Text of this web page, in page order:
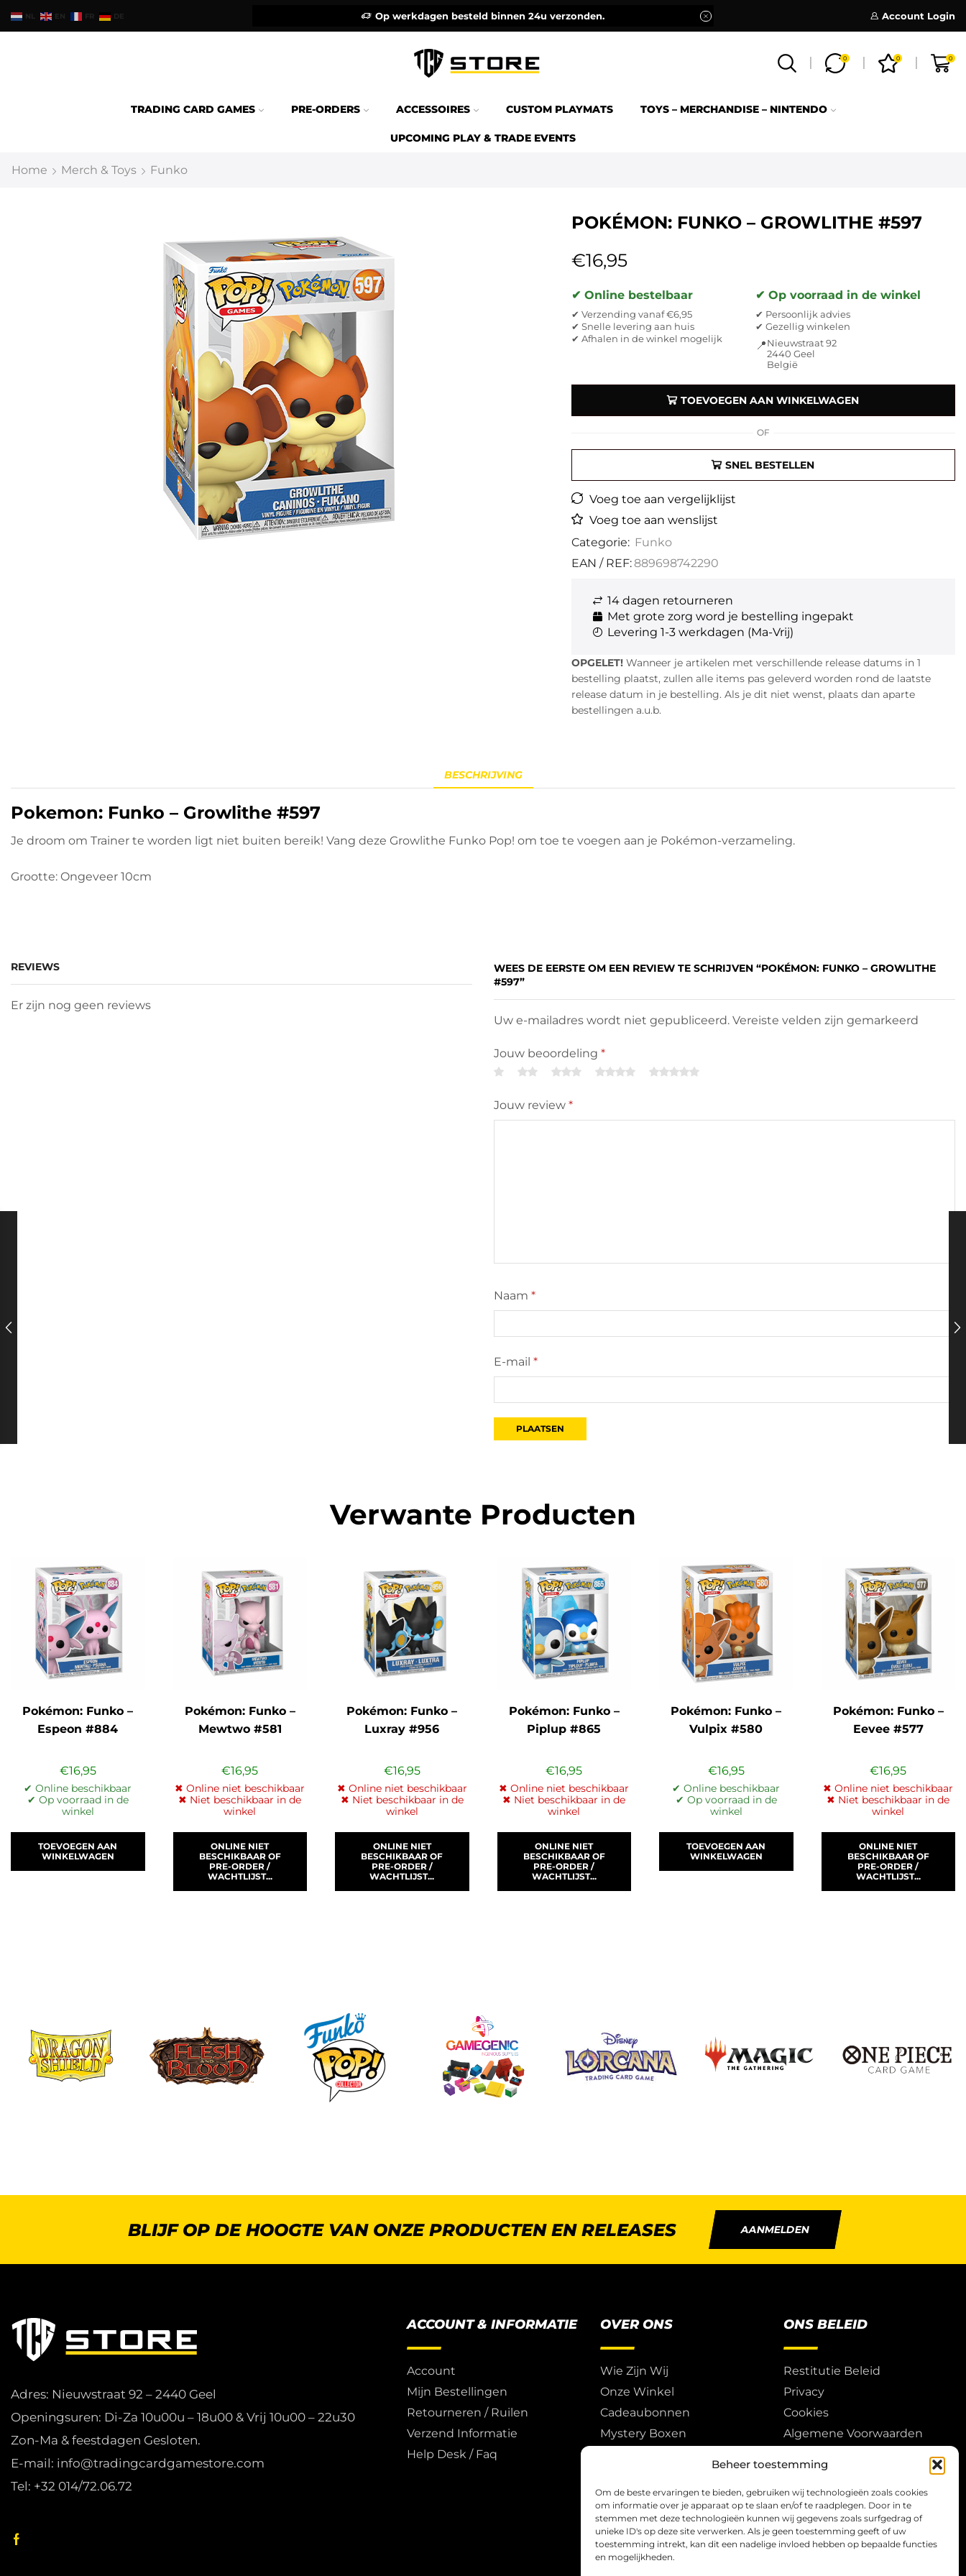
Beheer toestemming
Om de beste ervaringen te bieden, gebruiken wij technologieën zoals cookies
om informatie over je apparaat op te slaan en/of te raadplegen. Door in te
stemmen met deze technologieën kunnen wij gegevens zoals surfgedrag of
unieke ID's op deze site verwerken. Als je geen toestemming geeft of uw
toestemming intrekt, kan dit een nadelige invloed hebben op bepaalde functies
en mogelijkheden.
NL EN FR DE
binnen 24u verzonden. Op werkdagen besteld binnen 24u verzonden. Account Login
0 0 0
TRADING CARD GAMES PRE-ORDERS ACCESSOIRES CUSTOM PLAYMATS TOYS – MERCHANDISE – NINTENDO
UPCOMING PLAY & TRADE EVENTS
Home Merch & Toys Funko
POKÉMON: FUNKO – GROWLITHE #597
€16,95
✔ Online bestelbaar
✔ Verzending vanaf €6,95
✔ Snelle levering aan huis
✔ Afhalen in de winkel mogelijk
✔ Op voorraad in de winkel
✔ Persoonlijk advies
✔ Gezellig winkelen
📍Nieuwstraat 92
2440 Geel
België
TOEVOEGEN AAN WINKELWAGEN
OF
SNEL BESTELLEN
Voeg toe aan vergelijklijst
Voeg toe aan wenslijst
Categorie: Funko
EAN / REF: 889698742290
14 dagen retourneren
Met grote zorg word je bestelling ingepakt
Levering 1-3 werkdagen (Ma-Vrij)
OPGELET!Wanneer je artikelen met verschillende release datums in 1
bestelling plaatst, zullen alle items pas geleverd worden rond de laatste
release datum in je bestelling. Als je dit niet wenst, plaats dan aparte
bestellingen a.u.b.
BESCHRIJVING
Pokemon: Funko – Growlithe #597
Je droom om Trainer te worden ligt niet buiten bereik! Vang deze Growlithe Funko Pop! om toe te voegen aan je Pokémon-verzameling.
Grootte: Ongeveer 10cm
REVIEWS
Er zijn nog geen reviews
WEES DE EERSTE OM EEN REVIEW TE SCHRIJVEN “POKÉMON: FUNKO – GROWLITHE
#597”
Uw e-mailadres wordt niet gepubliceerd. Vereiste velden zijn gemarkeerd
Jouw beoordeling *
Jouw review *
Naam *
E-mail *
Verwante Producten
Pokémon: Funko –
Espeon #884
€16,95
✔ Online beschikbaar
✔ Op voorraad in de
winkel
TOEVOEGEN AAN
WINKELWAGEN
Pokémon: Funko –
Mewtwo #581
€16,95
✖ Online niet beschikbaar
✖ Niet beschikbaar in de
winkel
ONLINE NIET
BESCHIKBAAR OF
PRE-ORDER /
WACHTLIJST...
Pokémon: Funko –
Luxray #956
€16,95
✖ Online niet beschikbaar
✖ Niet beschikbaar in de
winkel
ONLINE NIET
BESCHIKBAAR OF
PRE-ORDER /
WACHTLIJST...
Pokémon: Funko –
Piplup #865
€16,95
✖ Online niet beschikbaar
✖ Niet beschikbaar in de
winkel
ONLINE NIET
BESCHIKBAAR OF
PRE-ORDER /
WACHTLIJST...
Pokémon: Funko –
Vulpix #580
€16,95
✔ Online beschikbaar
✔ Op voorraad in de
winkel
TOEVOEGEN AAN
WINKELWAGEN
Pokémon: Funko –
Eevee #577
€16,95
✖ Online niet beschikbaar
✖ Niet beschikbaar in de
winkel
ONLINE NIET
BESCHIKBAAR OF
PRE-ORDER /
WACHTLIJST...
BLIJF OP DE HOOGTE VAN ONZE PRODUCTEN EN RELEASES AANMELDEN
Adres: Nieuwstraat 92 – 2440 Geel
Openingsuren: Di-Za 10u00u – 18u00 & Vrij 10u00 – 22u30
Zon-Ma & feestdagen Gesloten.
E-mail: info@tradingcardgamestore.com
Tel: +32 014/72.06.72
ACCOUNT & INFORMATIE
Account
Mijn Bestellingen
Retourneren / Ruilen
Verzend Informatie
Help Desk / Faq
OVER ONS
Wie Zijn Wij
Onze Winkel
Cadeaubonnen
Mystery Boxen
ONS BELEID
Restitutie Beleid
Privacy
Cookies
Algemene Voorwaarden